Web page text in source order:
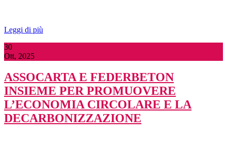
Leggi di più
30
Ott, 2025
ASSOCARTA E FEDERBETON
INSIEME PER PROMUOVERE
L’ECONOMIA CIRCOLARE E LA
DECARBONIZZAZIONE